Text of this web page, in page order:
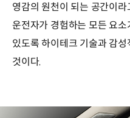
영감의 원천이 되는 공간이
운전자가 경험하는 모든 요
있도록 하이테크 기술과 감
것이다.